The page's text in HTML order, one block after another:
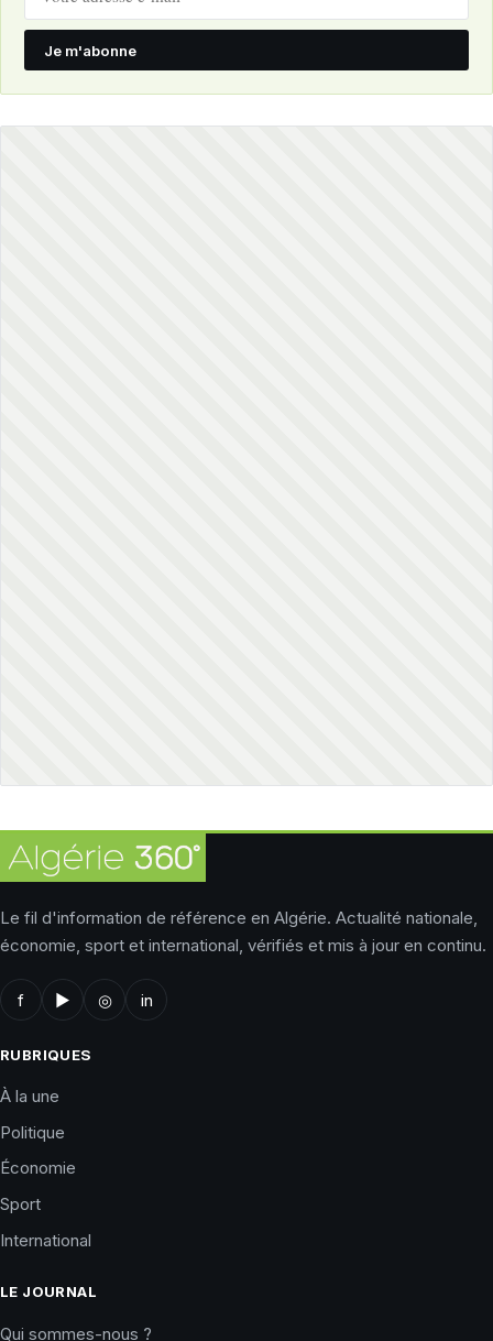
Je m'abonne
Le fil d'information de référence en Algérie. Actualité nationale,
économie, sport et international, vérifiés et mis à jour en continu.
f ▶ ◎ in
RUBRIQUES
À la une
Politique
Économie
Sport
International
LE JOURNAL
Qui sommes-nous ?